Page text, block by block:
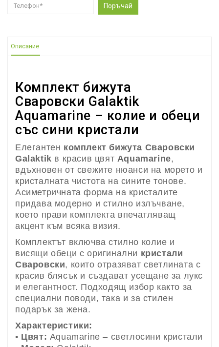
Поръчай
Описание
Комплект бижута
Сваровски Galaktik
Aquamarine – колие и обеци
със сини кристали
Елегантен комплект бижута Сваровски
Galaktik в красив цвят Aquamarine,
вдъхновен от свежите нюанси на морето и
кристалната чистота на сините тонове.
Асиметричната форма на кристалите
придава модерно и стилно излъчване,
което прави комплекта впечатляващ
акцент към всяка визия.
Комплектът включва стилно колие и
висящи обеци с оригинални кристали
Сваровски, които отразяват светлината с
красив блясък и създават усещане за лукс
и елегантност. Подходящ избор както за
специални поводи, така и за стилен
подарък за жена.
Характеристики:
• Цвят: Aquamarine – светлосини кристали